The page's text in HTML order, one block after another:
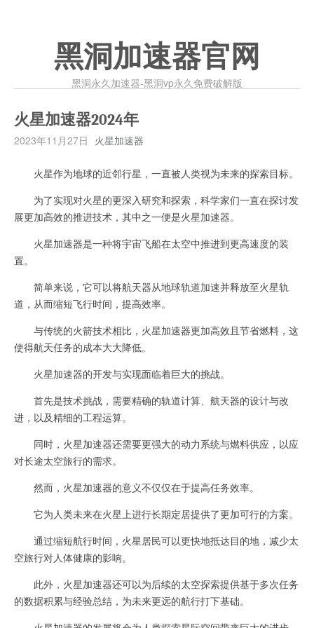
黑洞加速器官网
黑洞永久加速器-黑洞vp永久免费破解版
火星加速器2024年
2023年11月27日 火星加速器
火星作为地球的近邻行星，一直被人类视为未来的探索目标。
为了实现对火星的更深入研究和探索，科学家们一直在探讨发
展更加高效的推进技术，其中之一便是火星加速器。
火星加速器是一种将宇宙飞船在太空中推进到更高速度的装
置。
简单来说，它可以将航天器从地球轨道加速并释放至火星轨
道，从而缩短飞行时间，提高效率。
与传统的火箭技术相比，火星加速器更加高效且节省燃料，这
使得航天任务的成本大大降低。
火星加速器的开发与实现面临着巨大的挑战。
首先是技术挑战，需要精确的轨道计算、航天器的设计与改
进，以及精细的工程运算。
同时，火星加速器还需要更强大的动力系统与燃料供应，以应
对长途太空旅行的需求。
然而，火星加速器的意义不仅仅在于提高任务效率。
它为人类未来在火星上进行长期定居提供了更加可行的方案。
通过缩短航行时间，火星居民可以更快地抵达目的地，减少太
空旅行对人体健康的影响。
此外，火星加速器还可以为后续的太空探索提供基于多次任务
的数据积累与经验总结，为未来更远的航行打下基础。